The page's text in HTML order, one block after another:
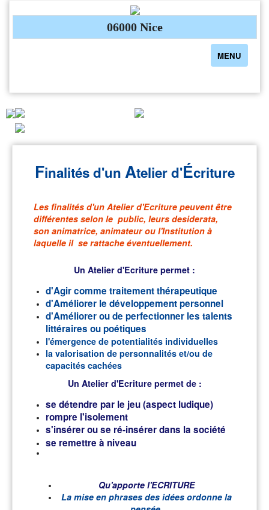
06000 Nice
Toggle
navigation
MENU
Finalités d'un Atelier d'Écriture
Les finalités d'un Atelier d'Ecriture peuvent être
différentes selon le public, leurs desiderata,
son animatrice, animateur ou l'Institution à
laquelle il se rattache éventuellement.
Un Atelier d'Ecriture permet :
d'Agir comme traitement thérapeutique
d'Améliorer le développement personnel
d'Améliorer ou de perfectionner les talents
littéraires ou poétiques
l'émergence de potentialités individuelles
la valorisation de personnalités et/ou de
capacités cachées
Un Atelier d'Ecriture permet de :
se détendre par le jeu (aspect ludique)
rompre l'isolement
s'insérer ou se ré-insérer dans la société
se remettre à niveau
Qu'apporte l'ECRITURE
La mise en phrases des idées ordonne la